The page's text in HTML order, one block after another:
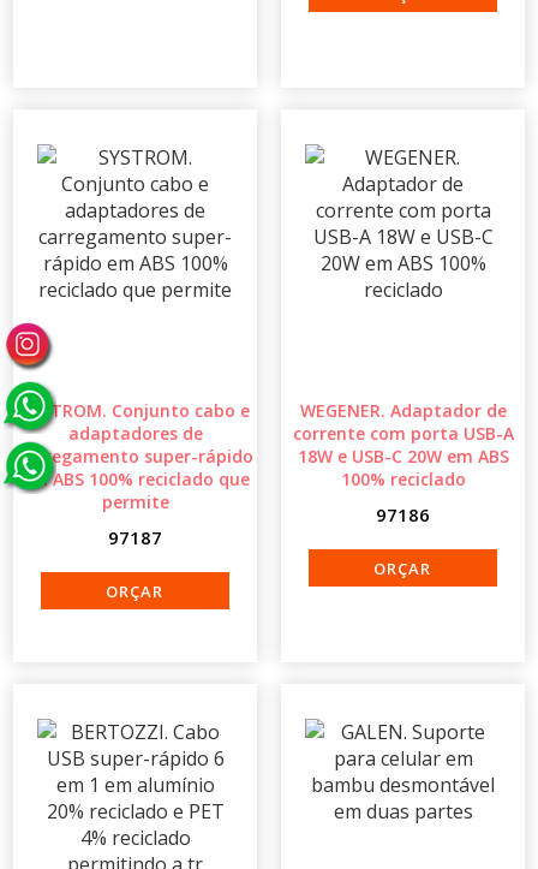
SYSTROM. Conjunto cabo e
adaptadores de
carregamento super-rápido
em ABS 100% reciclado que
permite
97187
WEGENER. Adaptador de
corrente com porta USB-A
18W e USB-C 20W em ABS
100% reciclado
97186